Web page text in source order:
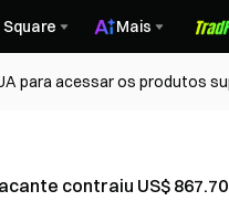
Square Mais
para acessar os produtos
contraiu US$